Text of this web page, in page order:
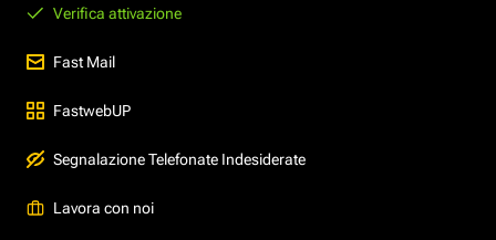
Verifica attivazione
Fast Mail
FastwebUP
Segnalazione Telefonate Indesiderate
Lavora con noi